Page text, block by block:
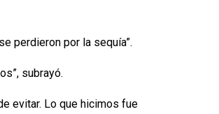
perdieron por la sequía”.
subrayó.
evitar. Lo que hicimos fue